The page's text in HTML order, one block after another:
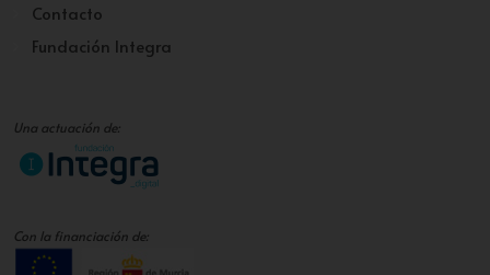
Contacto
Fundación Integra
Una actuación de:
Con la financiación de: